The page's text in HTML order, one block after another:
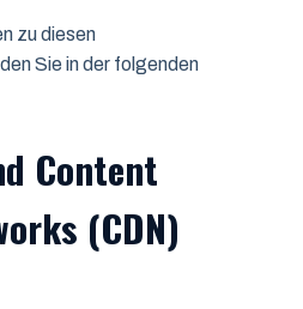
zu diesen
Sie in der folgenden
Content
(CDN)